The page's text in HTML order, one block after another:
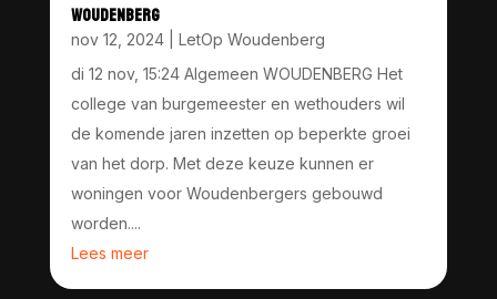
WOUDENBERG
nov 12, 2024| LetOp Woudenberg
di 12 nov, 15:24 Algemeen WOUDENBERG Het
college van burgemeester en wethouders wil
de komende jaren inzetten op beperkte groei
van het dorp. Met deze keuze kunnen er
woningen voor Woudenbergers gebouwd
worden....
Lees meer